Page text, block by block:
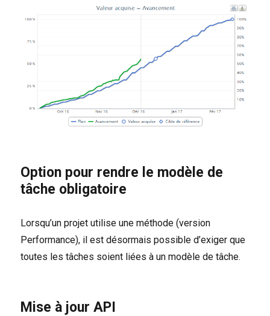
Option pour rendre le modèle de
tâche obligatoire
Lorsqu’un projet utilise une méthode (version
Performance), il est désormais possible d’exiger que
toutes les tâches soient liées à un modèle de tâche.
Mise à jour API